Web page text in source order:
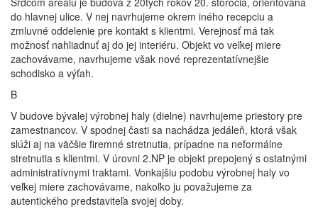
do hlavnej ulice. V nej navrhujeme okrem iného recepciu a
zmluvné oddelenie pre kontakt s klientmi. Verejnosť má tak
možnosť nahliadnuť aj do jej interiéru. Objekt vo veľkej miere
zachovávame, navrhujeme však nové reprezentatívnejšie
schodisko a výťah.
B
V budove bývalej výrobnej haly (dielne) navrhujeme priestory pre
zamestnancov. V spodnej časti sa nachádza jedáleň, ktorá však
slúži aj na väčšie firemné stretnutia, prípadne na neformálne
stretnutia s klientmi. V úrovni 2.NP je objekt prepojený s ostatnými
administratívnymi traktami. Vonkajšiu podobu výrobnej haly vo
veľkej miere zachovávame, nakoľko ju považujeme za
autentického predstaviteľa svojej doby.